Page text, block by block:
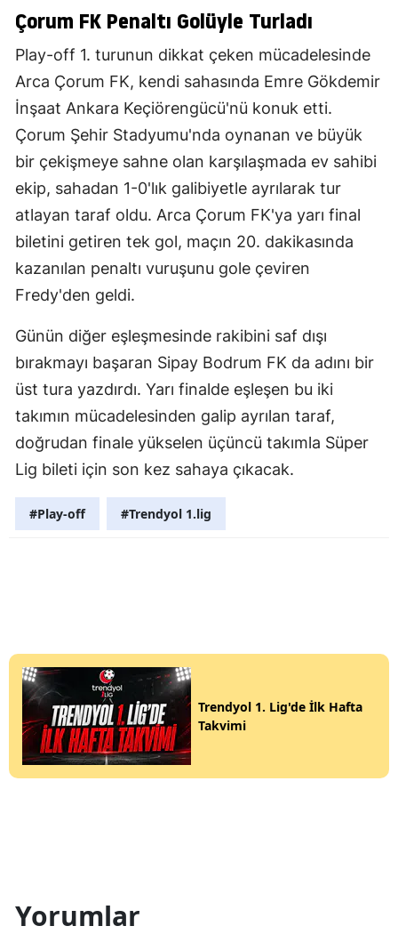
Çorum FK Penaltı Golüyle Turladı
Play-off 1. turunun dikkat çeken mücadelesinde
Arca Çorum FK, kendi sahasında Emre Gökdemir
İnşaat Ankara Keçiörengücü'nü konuk etti.
Çorum Şehir Stadyumu'nda oynanan ve büyük
bir çekişmeye sahne olan karşılaşmada ev sahibi
ekip, sahadan 1-0'lık galibiyetle ayrılarak tur
atlayan taraf oldu. Arca Çorum FK'ya yarı final
biletini getiren tek gol, maçın 20. dakikasında
kazanılan penaltı vuruşunu gole çeviren
Fredy'den geldi.
Günün diğer eşleşmesinde rakibini saf dışı
bırakmayı başaran Sipay Bodrum FK da adını bir
üst tura yazdırdı. Yarı finalde eşleşen bu iki
takımın mücadelesinden galip ayrılan taraf,
doğrudan finale yükselen üçüncü takımla Süper
Lig bileti için son kez sahaya çıkacak.
#Play-off #Trendyol 1.lig
Trendyol 1. Lig'de İlk Hafta
Takvimi
Yorumlar